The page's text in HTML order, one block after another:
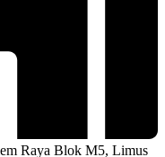
Raya Blok M5, Limus